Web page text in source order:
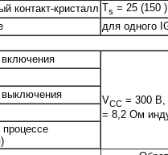
контакт-кристалл Ts = 25 (150
для одного
VCC = 300 В,
= 8,2 Ом
выключения
процессе